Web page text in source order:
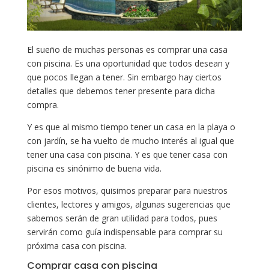
El sueño de muchas personas es comprar una casa
con piscina. Es una oportunidad que todos desean y
que pocos llegan a tener. Sin embargo hay ciertos
detalles que debemos tener presente para dicha
compra.
Y es que al mismo tiempo tener un casa en la playa o
con jardín, se ha vuelto de mucho interés al igual que
tener una casa con piscina. Y es que tener casa con
piscina es sinónimo de buena vida.
Por esos motivos, quisimos preparar para nuestros
clientes, lectores y amigos, algunas sugerencias que
sabemos serán de gran utilidad para todos, pues
servirán como guía indispensable para comprar su
próxima casa con piscina.
Comprar casa con piscina